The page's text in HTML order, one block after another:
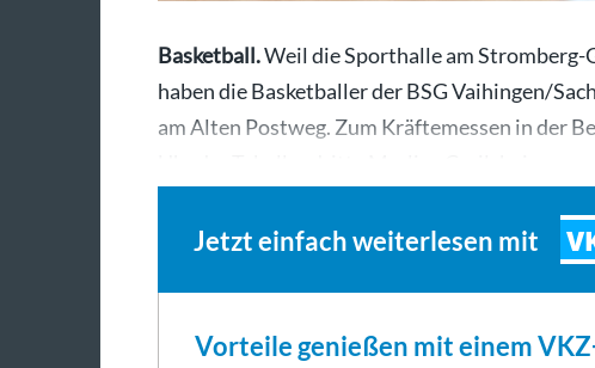
Basketball.Weil die Sporthalle am
haben die Basketballer der BSG Vaihingen/
am Alten Postweg. Zum Kräftemessen in der
Jetzt einfach weiterlesen mit
Vorteile genießen mit einem